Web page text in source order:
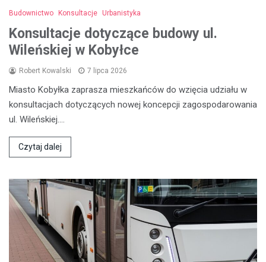
Budownictwo Konsultacje Urbanistyka
Konsultacje dotyczące budowy ul.
Wileńskiej w Kobyłce
Robert Kowalski 7 lipca 2026
Miasto Kobyłka zaprasza mieszkańców do wzięcia udziału w
konsultacjach dotyczących nowej koncepcji zagospodarowania
ul. Wileńskiej.…
Czytaj dalej